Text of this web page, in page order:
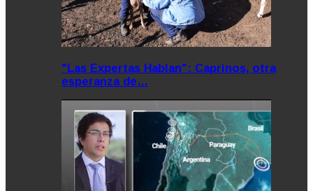
"Las Expertas Hablan": Caprinos, otra
esperanza de…